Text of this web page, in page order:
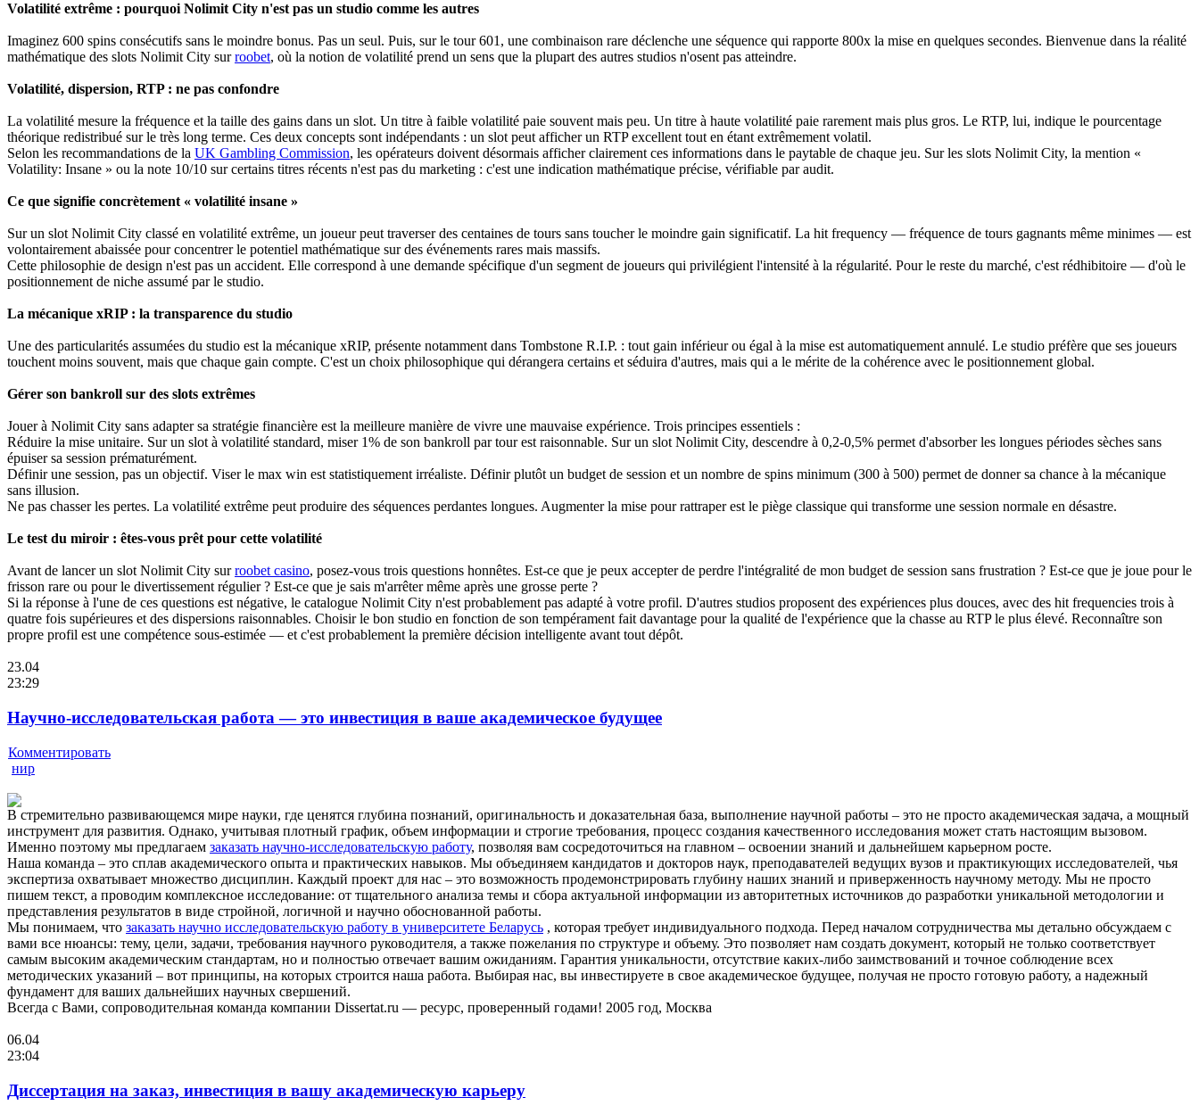
Volatilité extrême : pourquoi Nolimit City n'est pas un studio comme les autres
Imaginez 600 spins consécutifs sans le moindre bonus. Pas un seul. Puis, sur le tour 601, une combinaison rare déclenche une séquence qui rapporte 800x la mise en quelques secondes. Bienvenue dans la réalité
mathématique des slots Nolimit City surroobet, où la notion de volatilité prend un sens que la plupart des autres studios n'osent pas atteindre.
Volatilité, dispersion, RTP : ne pas confondre
La volatilité mesure la fréquence et la taille des gains dans un slot. Un titre à faible volatilité paie souvent mais peu. Un titre à haute volatilité paie rarement mais plus gros. Le RTP, lui, indique le pourcentage
théorique redistribué sur le très long terme. Ces deux concepts sont indépendants : un slot peut afficher un RTP excellent tout en étant extrêmement volatil.
Selon les recommandations de la UK Gambling Commission, les opérateurs doivent désormais afficher clairement ces informations dans le paytable de chaque jeu. Sur les slots Nolimit City, la mention «
Volatility: Insane » ou la note 10/10 sur certains titres récents n'est pas du marketing : c'est une indication mathématique précise, vérifiable par audit.
Ce que signifie concrètement « volatilité insane »
Sur un slot Nolimit City classé en volatilité extrême, un joueur peut traverser des centaines de tours sans toucher le moindre gain significatif. La hit frequency — fréquence de tours gagnants même minimes — est
volontairement abaissée pour concentrer le potentiel mathématique sur des événements rares mais massifs.
Cette philosophie de design n'est pas un accident. Elle correspond à une demande spécifique d'un segment de joueurs qui privilégient l'intensité à la régularité. Pour le reste du marché, c'est rédhibitoire — d'où le
positionnement de niche assumé par le studio.
La mécanique xRIP : la transparence du studio
Une des particularités assumées du studio est la mécanique xRIP, présente notamment dans Tombstone R.I.P. : tout gain inférieur ou égal à la mise est automatiquement annulé. Le studio préfère que ses joueurs
touchent moins souvent, mais que chaque gain compte. C'est un choix philosophique qui dérangera certains et séduira d'autres, mais qui a le mérite de la cohérence avec le positionnement global.
Gérer son bankroll sur des slots extrêmes
Jouer à Nolimit City sans adapter sa stratégie financière est la meilleure manière de vivre une mauvaise expérience. Trois principes essentiels :
Réduire la mise unitaire. Sur un slot à volatilité standard, miser 1% de son bankroll par tour est raisonnable. Sur un slot Nolimit City, descendre à 0,2-0,5% permet d'absorber les longues périodes sèches sans
épuiser sa session prématurément.
Définir une session, pas un objectif. Viser le max win est statistiquement irréaliste. Définir plutôt un budget de session et un nombre de spins minimum (300 à 500) permet de donner sa chance à la mécanique
sans illusion.
Ne pas chasser les pertes. La volatilité extrême peut produire des séquences perdantes longues. Augmenter la mise pour rattraper est le piège classique qui transforme une session normale en désastre.
Le test du miroir : êtes-vous prêt pour cette volatilité
Avant de lancer un slot Nolimit City surroobet casino, posez-vous trois questions honnêtes. Est-ce que je peux accepter de perdre l'intégralité de mon budget de session sans frustration ? Est-ce que je joue pour le
frisson rare ou pour le divertissement régulier ? Est-ce que je sais m'arrêter même après une grosse perte ?
Si la réponse à l'une de ces questions est négative, le catalogue Nolimit City n'est probablement pas adapté à votre profil. D'autres studios proposent des expériences plus douces, avec des hit frequencies trois à
quatre fois supérieures et des dispersions raisonnables. Choisir le bon studio en fonction de son tempérament fait davantage pour la qualité de l'expérience que la chasse au RTP le plus élevé. Reconnaître son
propre profil est une compétence sous-estimée — et c'est probablement la première décision intelligente avant tout dépôt.
23.04
23:29
Научно-исследовательская работа — это инвестиция в ваше академическое будущее
Комментировать
нир
В стремительно развивающемся мире науки, где ценятся глубина познаний, оригинальность и доказательная база, выполнение научной работы – это не просто академическая задача, а мощный
инструмент для развития. Однако, учитывая плотный график, объем информации и строгие требования, процесс создания качественного исследования может стать настоящим вызовом.
Именно поэтому мы предлагаем заказать научно-исследовательскую работу, позволяя вам сосредоточиться на главном – освоении знаний и дальнейшем карьерном росте.
Наша команда – это сплав академического опыта и практических навыков. Мы объединяем кандидатов и докторов наук, преподавателей ведущих вузов и практикующих исследователей, чья
экспертиза охватывает множество дисциплин. Каждый проект для нас – это возможность продемонстрировать глубину наших знаний и приверженность научному методу. Мы не просто
пишем текст, а проводим комплексное исследование: от тщательного анализа темы и сбора актуальной информации из авторитетных источников до разработки уникальной методологии и
представления результатов в виде стройной, логичной и научно обоснованной работы.
Мы понимаем, что заказать научно исследовательскую работу в университете Беларусь , которая требует индивидуального подхода. Перед началом сотрудничества мы детально обсуждаем с
вами все нюансы: тему, цели, задачи, требования научного руководителя, а также пожелания по структуре и объему. Это позволяет нам создать документ, который не только соответствует
самым высоким академическим стандартам, но и полностью отвечает вашим ожиданиям. Гарантия уникальности, отсутствие каких-либо заимствований и точное соблюдение всех
методических указаний – вот принципы, на которых строится наша работа. Выбирая нас, вы инвестируете в свое академическое будущее, получая не просто готовую работу, а надежный
фундамент для ваших дальнейших научных свершений.
Всегда с Вами, сопроводительная команда компании Dissertat.ru — ресурс, проверенный годами! 2005 год, Москва
06.04
23:04
Диссертация на заказ, инвестиция в вашу академическую карьеру